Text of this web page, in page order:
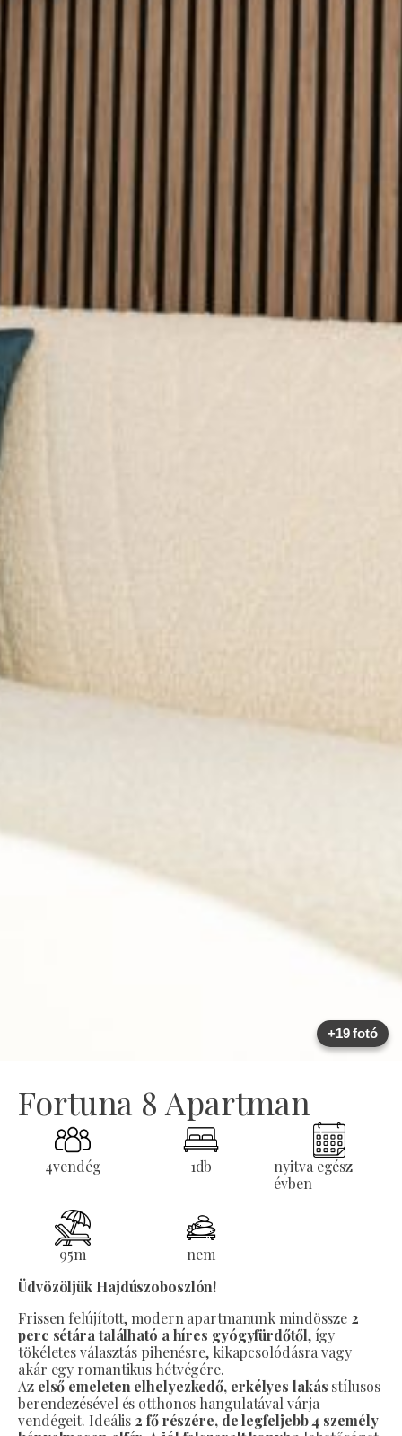
+19 fotó
Fortuna 8 Apartman
4vendég 1db
nyitva egész
évben
95m
nem
Üdvözöljük Hajdúszoboszlón!
Frissen felújított, modern apartmanunk mindössze 2
perc sétára található a híres gyógyfürdőtől, így
tökéletes választás pihenésre, kikapcsolódásra vagy
akár egy romantikus hétvégére.
Az első emeleten elhelyezkedő, erkélyes lakás stílusos
berendezésével és otthonos hangulatával várja
vendégeit. Ideális 2 fő részére, de legfeljebb 4 személy